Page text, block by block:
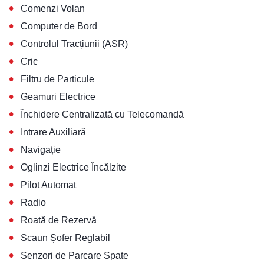
• Comenzi Volan
• Computer de Bord
• Controlul Tracțiunii (ASR)
• Cric
• Filtru de Particule
• Geamuri Electrice
• Închidere Centralizată cu Telecomandă
• Intrare Auxiliară
• Navigație
• Oglinzi Electrice Încălzite
• Pilot Automat
• Radio
• Roată de Rezervă
• Scaun Șofer Reglabil
• Senzori de Parcare Spate